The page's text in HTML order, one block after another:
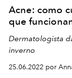
Acne: como
que
Dermatologista
inverno
25.06.2022 por